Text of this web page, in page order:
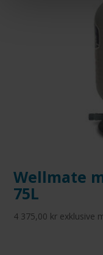
Wellmate
75L
4 375,00 kr exklusive